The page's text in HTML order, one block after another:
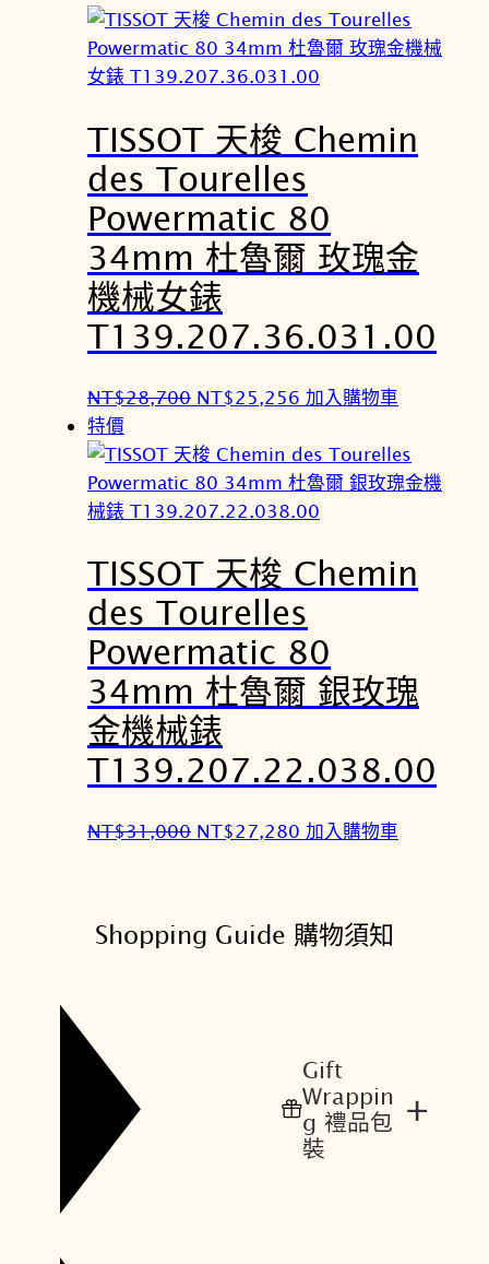
價
格
：
T
$
2
8
7
0
0
。
價
格
：
T
$
2
5
,
2
6
。
TISSOT 天梭 Chemin
des Tourelles
Powermatic 80
34mm 杜魯爾 玫瑰金
機械女錶
T139.207.36.031.00
NT$28,700 原
價
格
：
T
$
2
8
7
0
0
。
NT$25,256 目
價
格
：
T
$
2
5
,
2
6
。
加入購物車
特價
TISSOT 天梭 Chemin
des Tourelles
Powermatic 80
34mm 杜魯爾 銀玫瑰
金機械錶
T139.207.22.038.00
NT$31,000 原
：
NT$27,280 目
：
2
7
,
2
加入購物車
Shopping Guide 購物須知
Gift
Wrappin
g 禮品包
裝
+